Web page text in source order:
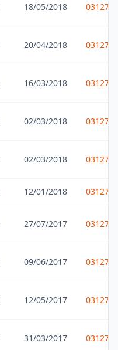
18/05/2018
20/04/2018
16/03/2018
02/03/2018
02/03/2018
12/01/2018
27/07/2017
09/06/2017
12/05/2017
31/03/2017